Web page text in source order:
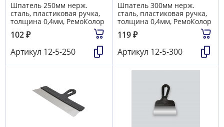
Шпатель 250мм нерж.
сталь, пластиковая ручка,
толщина 0,4мм, РемоКолор
102₽
Артикул 12-5-250
Шпатель 300мм нерж.
сталь, пластиковая ручка,
толщина 0,4мм, РемоКолор
119₽
Артикул 12-5-300